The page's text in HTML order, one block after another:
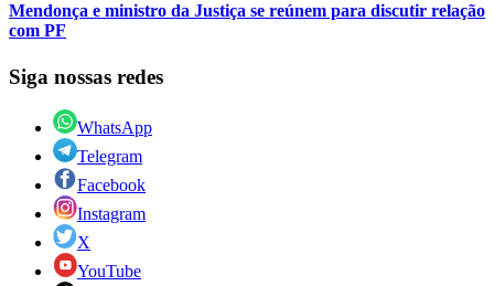
Mendonça e ministro da Justiça se reúnem para discutir relação
com PF
Siga nossas redes
WhatsApp
Telegram
Facebook
Instagram
X
YouTube